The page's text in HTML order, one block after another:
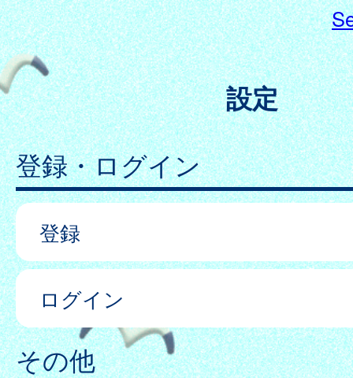
設定
登録・ログイン
登録
ログイン
その他